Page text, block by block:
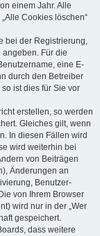
einem Jahr. Alle
Cookies löschen“
bei der Registrierung,
Für die
eine E-
durch den Betreiber
ist dies für Sie vor
erstellen, so werden
Gleiches gilt, wenn
In diesen Fällen wird
wird weiterhin bei
von Beiträgen
Änderungen an
Benutzer-
von Ihrem Browser
wird nur in der „Wer
gespeichert.
dass weitere